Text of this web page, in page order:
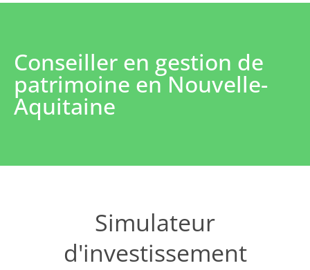
Conseiller en gestion de
patrimoine en Nouvelle-
Aquitaine
Simulateur
d'investissement